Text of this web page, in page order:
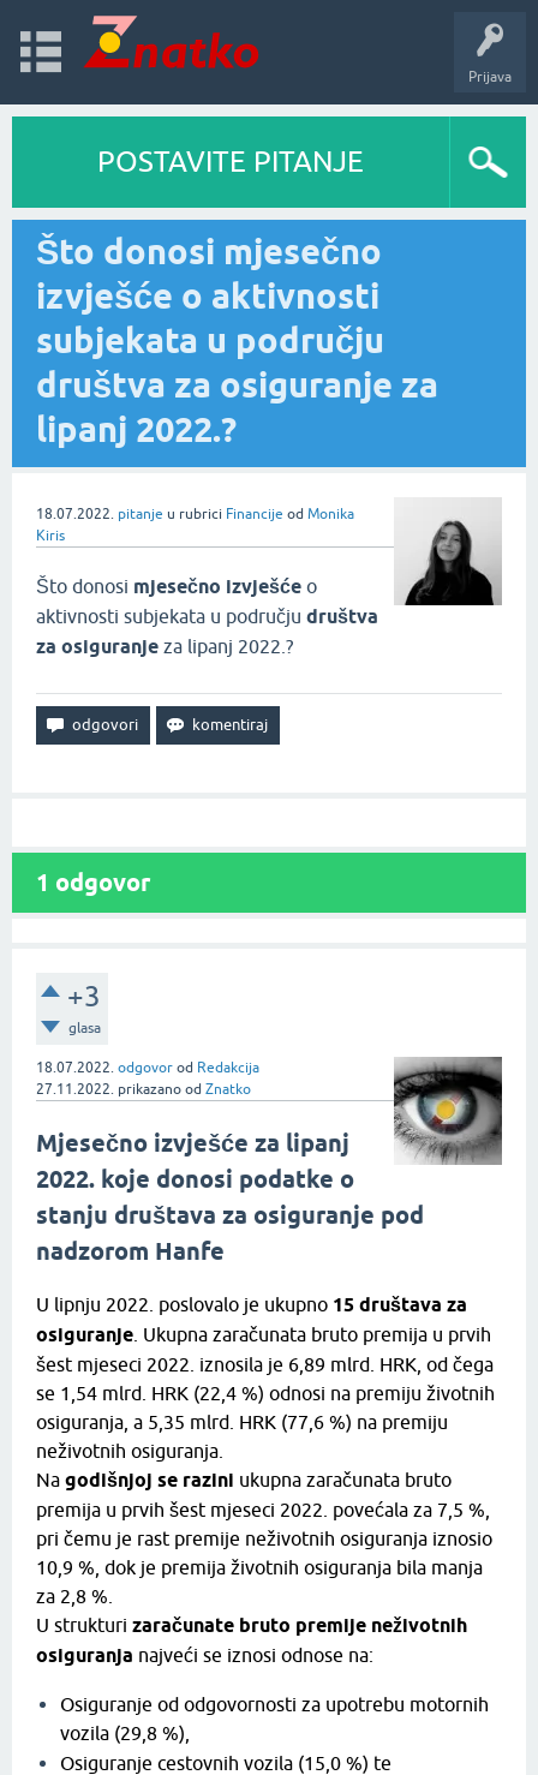
Prijava
POSTAVITE PITANJE
Što donosi mjesečno
izvješće o aktivnosti
subjekata u području
društva za osiguranje za
lipanj 2022.?
18.07.2022. pitanje u rubrici Financije od Monika
Kiris
Što donosi mjesečno izvješće o
aktivnosti subjekata u području društva
za osiguranje za lipanj 2022.?
1 odgovor
+3
glasa
18.07.2022. odgovor od Redakcija
27.11.2022. prikazano od Znatko
Mjesečno izvješće za lipanj
2022. koje donosi podatke o
stanju društava za osiguranje pod
nadzorom Hanfe
U lipnju 2022. poslovalo je ukupno 15 društava za
osiguranje . Ukupna zaračunata bruto premija u prvih
šest mjeseci 2022. iznosila je 6,89 mlrd. HRK, od čega
se 1,54 mlrd. HRK (22,4 %) odnosi na premiju životnih
osiguranja, a 5,35 mlrd. HRK (77,6 %) na premiju
neživotnih osiguranja.
Na godišnjoj se razini ukupna zaračunata bruto
premija u prvih šest mjeseci 2022. povećala za 7,5 %,
pri čemu je rast premije neživotnih osiguranja iznosio
10,9 %, dok je premija životnih osiguranja bila manja
za 2,8 %.
U strukturi zaračunate bruto premije neživotnih
osiguranja najveći se iznosi odnose na:
Osiguranje od odgovornosti za upotrebu motornih
vozila (29,8 %),
Osiguranje cestovnih vozila (15,0 %) te